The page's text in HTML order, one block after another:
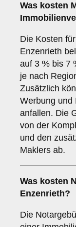
Was kosten
Die Kosten
Enzenrieth
auf 3 % bis 7
je nach
Zusätzlich
Werbung und
anfallen. Die
von der
und den
Maklers ab.
Was kosten
Enzenrieth?
Die